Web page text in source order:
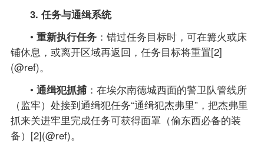
3. 任务与通缉系统
•重新执行任务 ：错过任务目标时，可在篝火或床
铺休息，或离开区域再返回，任务目标将重置[2]
(@ref)。
•通缉犯抓捕：在埃尔南德城西面的警卫队管线所
（监牢）处接到通缉犯任务“通缉犯杰弗里”，把杰弗里
抓来关进牢里完成任务可获得面罩（偷东西必备的装
备）[2](@ref)。